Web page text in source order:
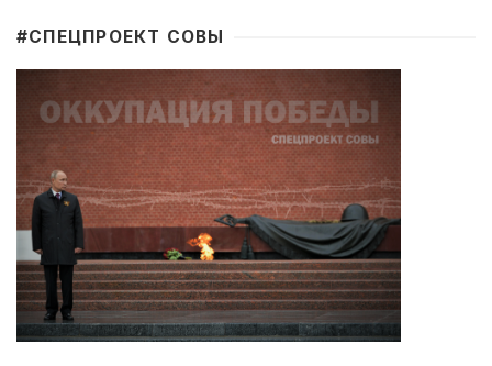
#CПЕЦПРОЕКТ СОВЫ